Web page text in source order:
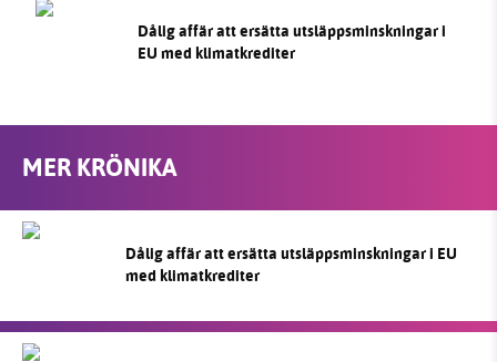
Dålig affär att ersätta utsläppsminskningar i
EU med klimatkrediter
MER KRÖNIKA
Dålig affär att ersätta utsläppsminskningar i EU
med klimatkrediter